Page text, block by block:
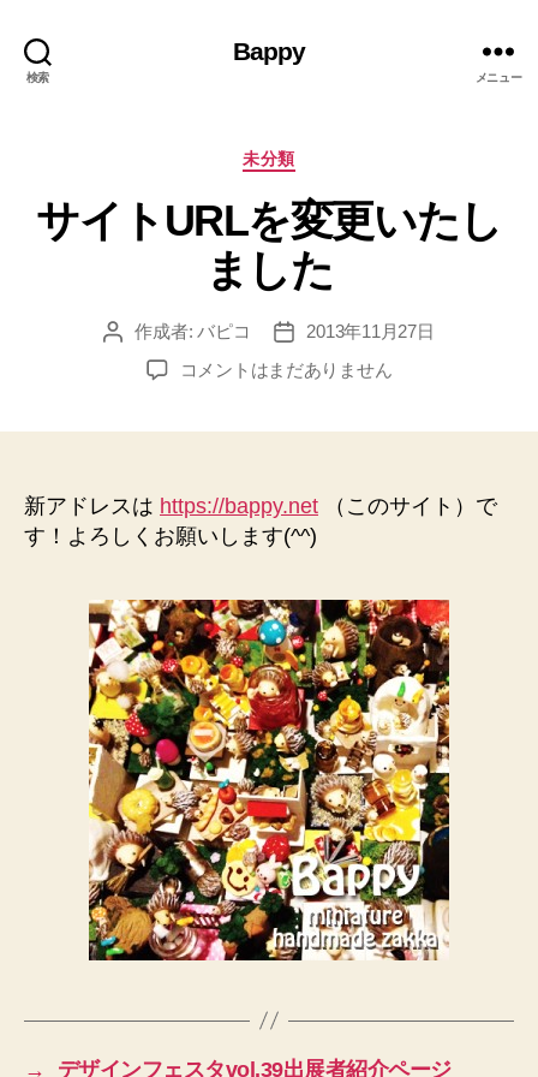
検索
Bappy
メニュー
カ
ゴ
リ
未分類
サイトURLを変更いたし
ました
投
作成者:バピコ
投
稿
日
2013年11月27日
サ
変
更
い
し
ま
し
た
へ
の
コメントはまだありません
新アドレスは https://bappy.net （このサイト）で
す！よろしくお願いします(^^)
→ デザインフェスタvol.39出展者紹介ページ